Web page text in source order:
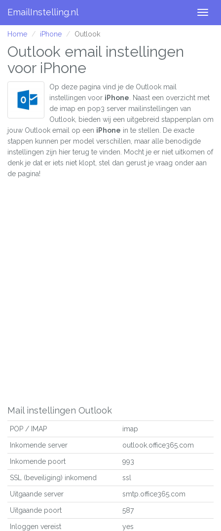
EmailInstelling.nl
Home iPhone Outlook
Outlook email instellingen
voor iPhone
Op deze pagina vind je de Outlook mail
instellingen voor iPhone . Naast een overzicht met
de imap en pop3 server mailinstellingen van
Outlook, bieden wij een uitgebreid stappenplan om
jouw Outlook email op een iPhone in te stellen. De exacte
stappen kunnen per model verschillen, maar alle benodigde
instellingen zijn hier terug te vinden. Mocht je er niet uitkomen of
denk je dat er iets niet klopt, stel dan gerust je vraag onder aan
de pagina!
Mail instellingen Outlook
POP / IMAP imap
Inkomende server outlook.office365.com
Inkomende poort 993
SSL (beveiliging) inkomend ssl
Uitgaande server smtp.office365.com
Uitgaande poort 587
Inloggen vereist yes